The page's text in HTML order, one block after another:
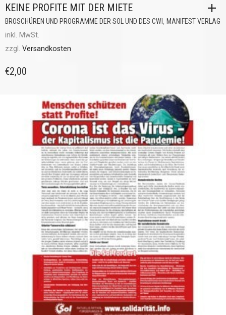
KEINE PROFITE MIT DER MIETE
BROSCHÜREN UND PROGRAMME DER SOL UND DES CWI, MANIFEST VERLAG
inkl. MwSt.
zzgl. Versandkosten
€2,00